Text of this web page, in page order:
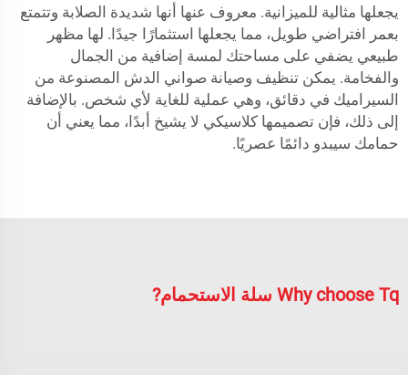
يجعلها مثالية للميزانية. معروف عنها أنها شديدة الصلابة وتتمتع
بعمر افتراضي طويل، مما يجعلها استثمارًا جيدًا. لها مظهر
طبيعي يضفي على مساحتك لمسة إضافية من الجمال
والفخامة. يمكن تنظيف وصيانة صواني الدش المصنوعة من
السيراميك في دقائق، وهي عملية للغاية لأي شخص. بالإضافة
إلى ذلك، فإن تصميمها كلاسيكي لا يشيخ أبدًا، مما يعني أن
حمامك سيبدو دائمًا عصريًا.
Why choose Tq سلة الاستحمام?